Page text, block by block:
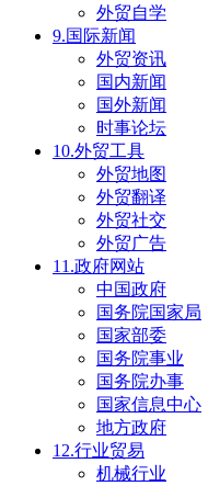
外贸自学
9.国际新闻
外贸资讯
国内新闻
国外新闻
时事论坛
10.外贸工具
外贸地图
外贸翻译
外贸社交
外贸广告
11.政府网站
中国政府
国务院国家局
国家部委
国务院事业
国务院办事
国家信息中心
地方政府
12.行业贸易
机械行业